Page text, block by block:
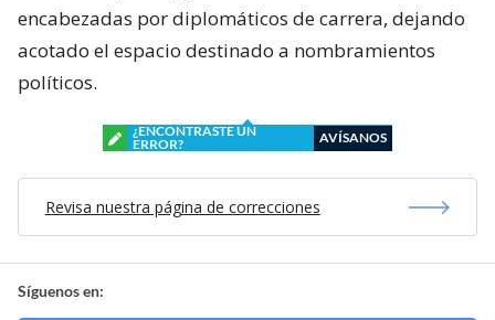
encabezadas por diplomáticos de carrera, dejando
acotado el espacio destinado a nombramientos
políticos.
¿ENCONTRASTE UN
ERROR?
AVÍSANOS
Revisa nuestra página de correcciones
Síguenos en: